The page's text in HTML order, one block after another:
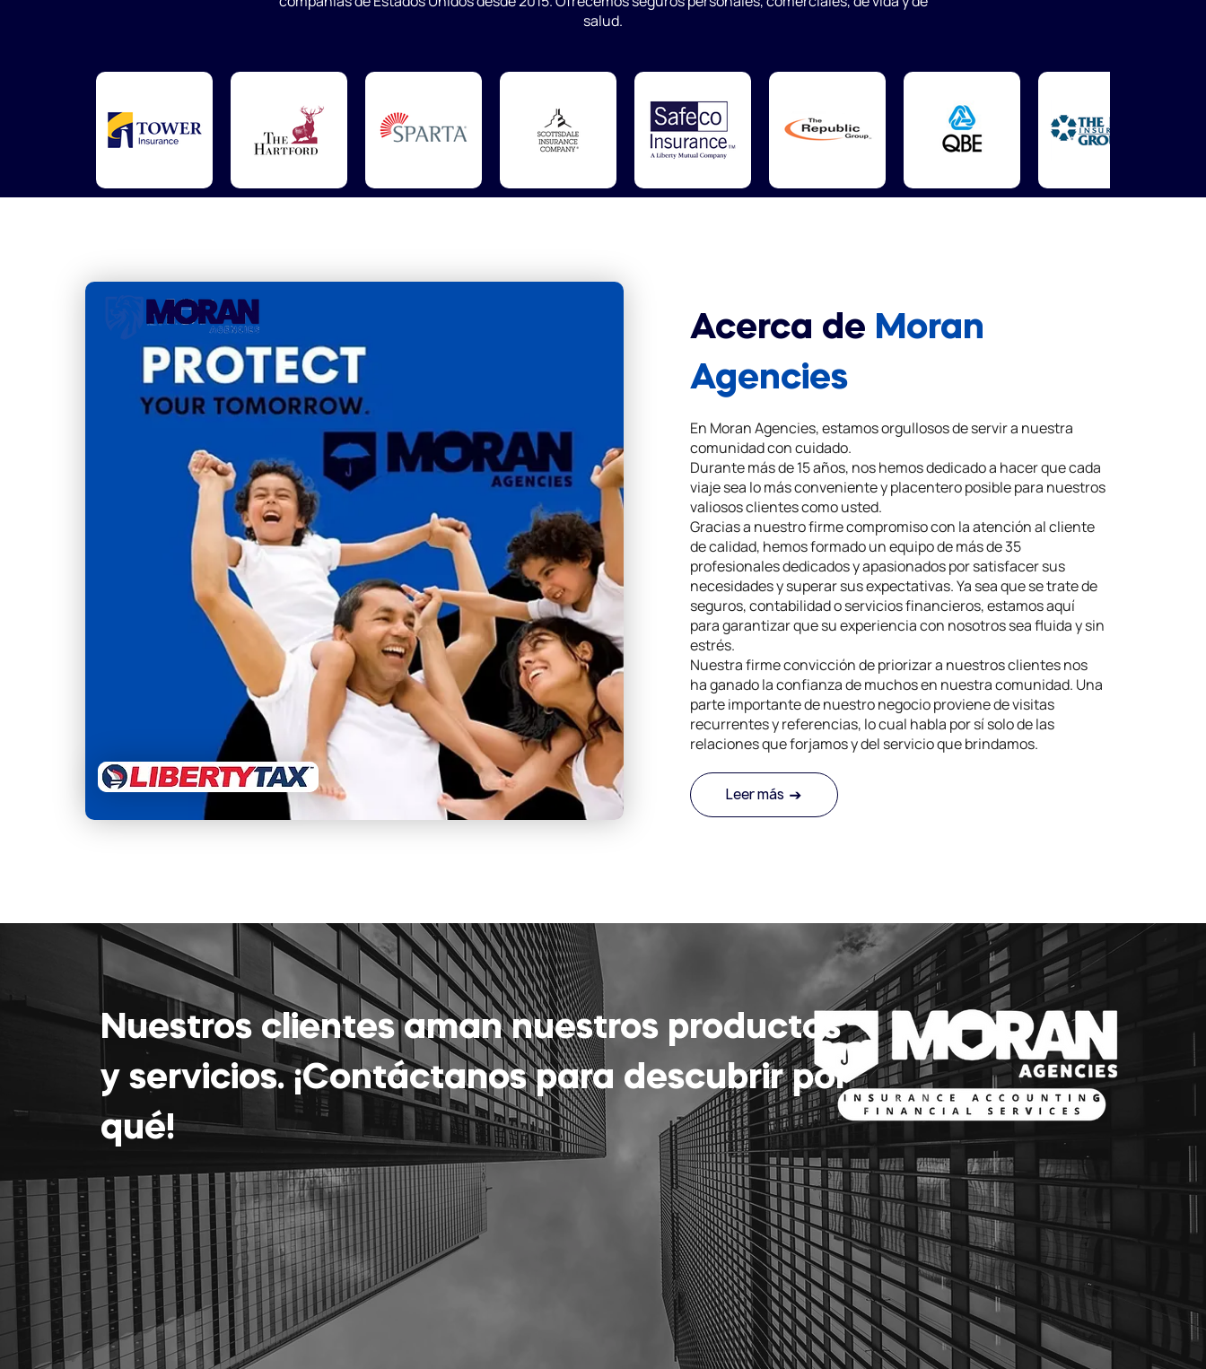
salud.
Acerca de Moran
Agencies
En Moran Agencies, estamos orgullosos de servir a nuestra
comunidad con cuidado.
Durante más de 15 años, nos hemos dedicado a hacer que cada
viaje sea lo más conveniente y placentero posible para nuestros
valiosos clientes como usted.
Gracias a nuestro firme compromiso con la atención al cliente
de calidad, hemos formado un equipo de más de 35
profesionales dedicados y apasionados por satisfacer sus
necesidades y superar sus expectativas. Ya sea que se trate de
seguros, contabilidad o servicios financieros, estamos aquí
para garantizar que su experiencia con nosotros sea fluida y sin
estrés.
Nuestra firme convicción de priorizar a nuestros clientes nos
ha ganado la confianza de muchos en nuestra comunidad. Una
parte importante de nuestro negocio proviene de visitas
recurrentes y referencias, lo cual habla por sí solo de las
relaciones que forjamos y del servicio que brindamos.
Leer más
Nuestros clientes aman nuestros productos
y servicios. ¡Contáctanos para descubrir por
qué!